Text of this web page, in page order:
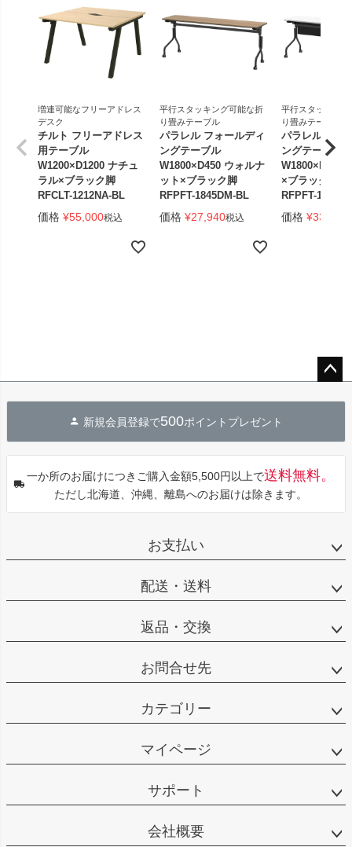
増連可能なフリーアドレス
デスク
チルト フリーアドレス
用テーブル
W1200×D1200 ナチュ
ラル×ブラック脚
RFCLT-1212NA-BL
価格 ¥55,000税込
平行スタッキング可能な折
り畳みテーブル
パラレル フォールディ
ングテーブル
W1800×D450 ウォルナ
ット×ブラック脚
RFPFT-1845DM-BL
価格 ¥27,940税込
平行スタッキン
り畳みテーブル
パラレル フォ
ングテーブル
W1800×D450
×ブラック脚
RFPFT-
価格 ¥33,440
へ
新規会員登録で500ポイントプレゼント
一か所のお届けにつきご購入金額5,500円以上で送料無料。
ただし北海道、沖縄、離島へのお届けは除きます。
お支払い
配送・送料
返品・交換
お問合せ先
カテゴリー
マイページ
サポート
会社概要